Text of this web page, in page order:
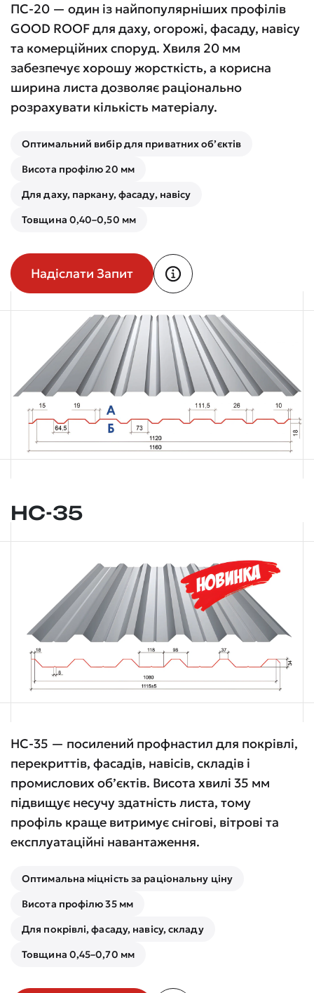
ПС-20 — один із найпопулярніших профілів
GOOD ROOF для даху, огорожі, фасаду, навісу
та комерційних споруд. Хвиля 20 мм
забезпечує хорошу жорсткість, а корисна
ширина листа дозволяє раціонально
розрахувати кількість матеріалу.
Оптимальний вибір для приватних об’єктів
Висота профілю 20 мм
Для даху, паркану, фасаду, навісу
Товщина 0,40–0,50 мм
Надіслати Запит
НС-35
НС-35 — посилений профнастил для покрівлі,
перекриттів, фасадів, навісів, складів і
промислових об’єктів. Висота хвилі 35 мм
підвищує несучу здатність листа, тому
профіль краще витримує снігові, вітрові та
експлуатаційні навантаження.
Оптимальна міцність за раціональну ціну
Висота профілю 35 мм
Для покрівлі, фасаду, навісу, складу
Товщина 0,45–0,70 мм